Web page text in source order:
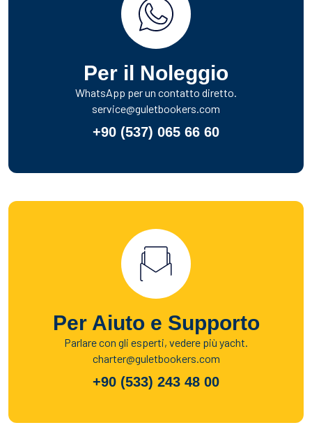
Per il Noleggio
WhatsApp per un contatto diretto.
service@guletbookers.com
+90 (537) 065 66 60
Per Aiuto e Supporto
Parlare con gli esperti, vedere più yacht.
charter@guletbookers.com
+90 (533) 243 48 00